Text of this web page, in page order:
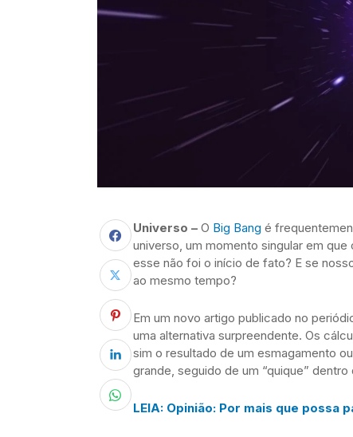
Universo – O Big Bang é
universo, um momento singular em
esse não foi o início de fato? E se
ao mesmo tempo?
Em um novo artigo publicado no
uma alternativa surpreendente. Os
sim o resultado de um esmagamento
grande, seguido de um “quique” dentro
LEIA: Opinião: Por mais que possa